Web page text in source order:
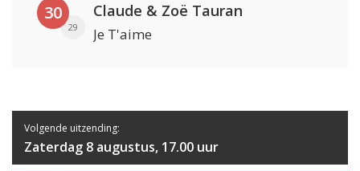
30
29
Claude & Zoë Tauran
Je T'aime
Volgende uitzending:
Zaterdag 8 augustus, 17.00 uur